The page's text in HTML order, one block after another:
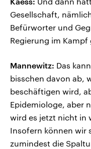
Gesellschaft,
Befürworter und
Regierung im Kampf
Mannewitz: Das
bisschen davon ab,
beschäftigen wird,
Epidemiologe, aber
wird es jetzt nicht in
Insofern können wir
zumindest die